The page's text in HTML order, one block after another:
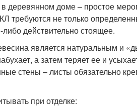
в деревянном доме – простое
требуются не только
либо действительно стоящее.
является натуральным и
а затем теряет ее и
стены – листы обязательно
при отделке: